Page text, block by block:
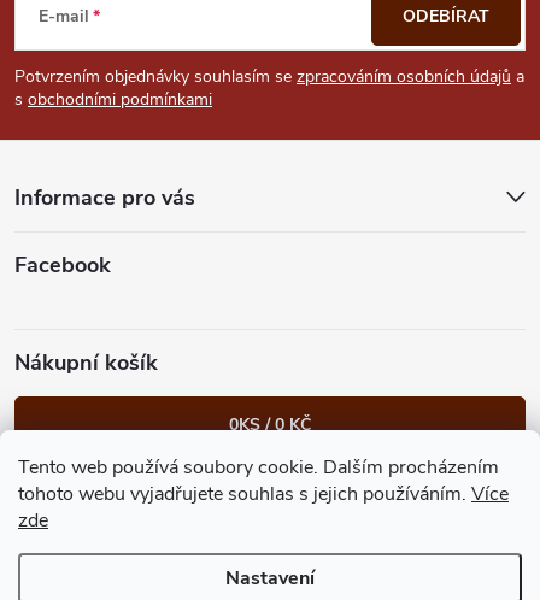
Tento web používá soubory cookie. Dalším procházením
tohoto webu vyjadřujete souhlas s jejich používáním. Více
zde
Nastavení
p
a
E-mail
Potvrzením objednávky souhlasím se zpracováním osobních údajů a
s obchodními podmínkami
ODEBÍRAT
Informace pro vás
Facebook
Nákupní košík
0KS /0 KČ
Heureka.cz Facebook Instagram Bonvolo - přidej se taky
GastroKlub.cz. Všechna práva vyhrazena.